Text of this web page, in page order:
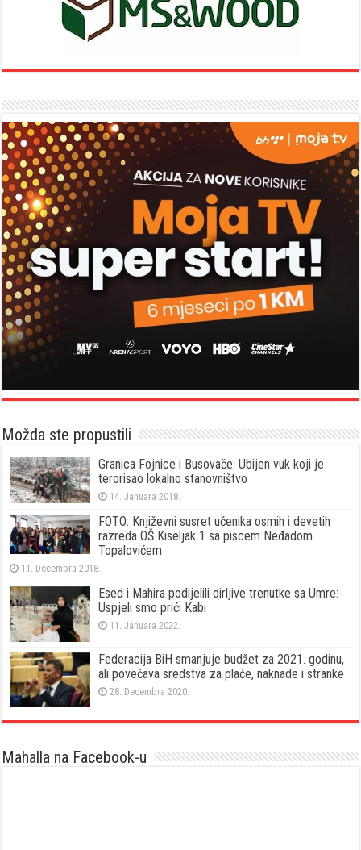
Možda ste propustili
Granica Fojnice i Busovače: Ubijen vuk koji je
terorisao lokalno stanovništvo
14. Januara 2018.
FOTO: Književni susret učenika osmih i devetih
razreda OŠ Kiseljak 1 sa piscem Neđadom
Topalovićem
11. Decembra 2018.
Esed i Mahira podijelili dirljive trenutke sa Umre:
Uspjeli smo prići Kabi
11. Januara 2022.
Federacija BiH smanjuje budžet za 2021. godinu,
ali povećava sredstva za plaće, naknade i stranke
28. Decembra 2020.
Mahalla na Facebook-u